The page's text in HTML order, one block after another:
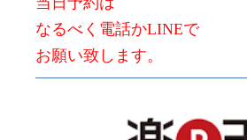
なるべく電話かLINEで
お願い致します。